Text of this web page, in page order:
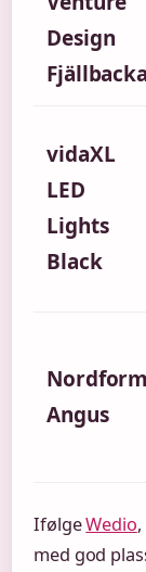
Design
Fjällbacka
vidaXL
LED
Lights
Black
Nordform
Angus
IfølgeWedio
med god